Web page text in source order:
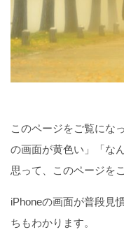
このページをご覧にな
の画面が黄色い」「な
思って、このページを
iPhoneの画面が普段見
ちもわかります。